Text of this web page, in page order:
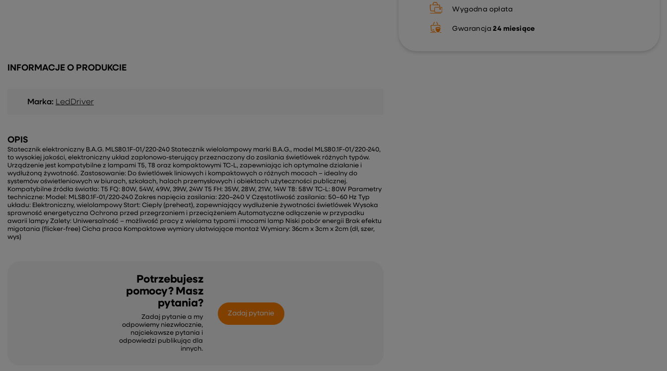
Wygodna opłata
Gwarancja 24 miesiące
INFORMACJE O PRODUKCIE
Marka: LedDriver
OPIS
Statecznik elektroniczny B.A.G. MLS80.1F-01/220-240 Statecznik wielolampowy marki B.A.G., model MLS80.1F-01/220-240,
to wysokiej jakości, elektroniczny układ zapłonowo-sterujący przeznaczony do zasilania świetlówek różnych typów.
Urządzenie jest kompatybilne z lampami T5, T8 oraz kompaktowymi TC-L, zapewniając ich optymalne działanie i
wydłużoną żywotność. Zastosowanie: Do świetlówek liniowych i kompaktowych o różnych mocach – idealny do
systemów oświetleniowych w biurach, szkołach, halach przemysłowych i obiektach użyteczności publicznej.
Kompatybilne źródła światła: T5 FQ: 80W, 54W, 49W, 39W, 24W T5 FH: 35W, 28W, 21W, 14W T8: 58W TC-L: 80W Parametry
techniczne: Model: MLS80.1F-01/220-240 Zakres napięcia zasilania: 220–240 V Częstotliwość zasilania: 50–60 Hz Typ
układu: Elektroniczny, wielolampowy Start: Ciepły (preheat), zapewniający wydłużenie żywotności świetlówek Wysoka
sprawność energetyczna Ochrona przed przegrzaniem i przeciążeniem Automatyczne odłączenie w przypadku
awarii lampy Zalety: Uniwersalność – możliwość pracy z wieloma typami i mocami lamp Niski pobór energii Brak efektu
migotania (flicker-free) Cicha praca Kompaktowe wymiary ułatwiające montaż Wymiary: 36cm x 3cm x 2cm (dł, szer,
wys)
Potrzebujesz
pomocy? Masz
pytania?
Zadaj pytanie a my
odpowiemy niezwłocznie,
najciekawsze pytania i
odpowiedzi publikując dla
innych.
Zadaj pytanie